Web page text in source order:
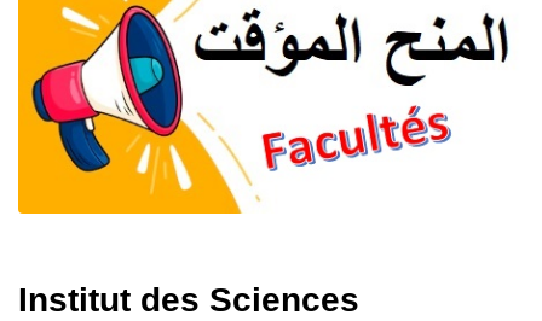
Institut des Sciences